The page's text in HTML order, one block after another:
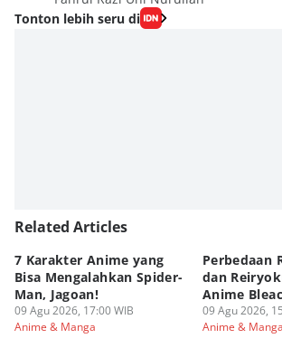
Tonton lebih seru di
Related Articles
7 Karakter Anime yang
Bisa Mengalahkan Spider-
Man, Jagoan!
09 Agu 2026, 17:00 WIB
Anime & Manga
Perbedaan
dan
Anime
09 Agu 2026,
Anime & Manga